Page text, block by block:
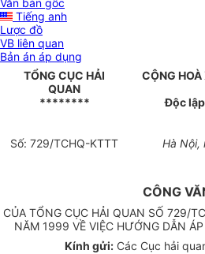
Văn bản gốc
Tiếng anh
Lược đồ
VB liên quan
Bản án áp dụng
TỔNG CỤC HẢI
QUAN
********
CỘNG
Độc
Số: 729/TCHQ-KTTT Hà Nội,
CÔNG
CỦA TỔNG CỤC HẢI QUAN SỐ 729/
NĂM 1999 VỀ VIỆC HƯỚNG DẪN
Kính gửi: Các Cục hải